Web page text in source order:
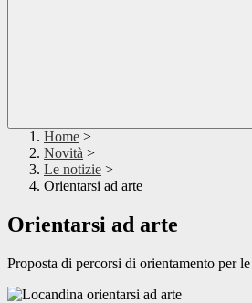
Home >
Novità >
Le notizie >
Orientarsi ad arte
Orientarsi ad arte
Proposta di percorsi di orientamento per